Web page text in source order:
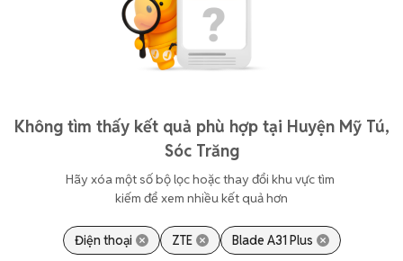
Không tìm thấy kết quả phù hợp tại Huyện Mỹ Tú,
Sóc Trăng
Hãy xóa một số bộ lọc hoặc thay đổi khu vực tìm
kiếm để xem nhiều kết quả hơn
Điện thoại ZTE Blade A31 Plus